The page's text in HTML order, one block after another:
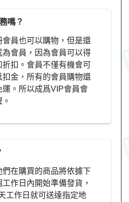
嗎？
員也可以購物，但是還
會員，因為會員可以得
扣。會員不僅有機會可
金，所有的會員購物還
運。所以成爲VIP會員會
在購買的商品將依據下
作日內開始準備發貨，
工作日就可送達指定地